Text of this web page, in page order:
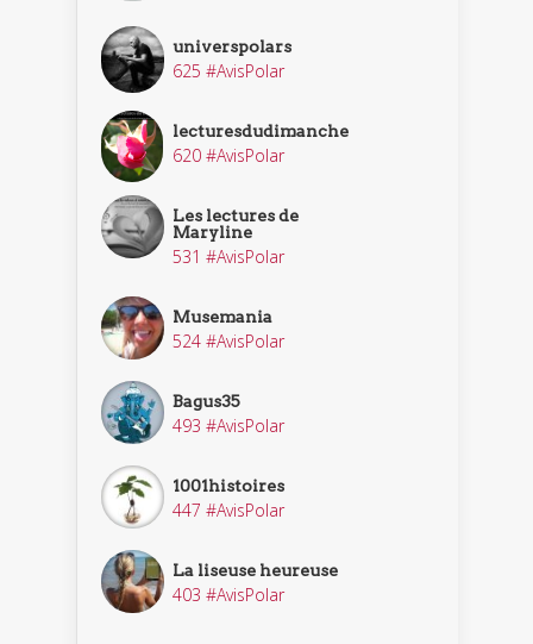
universpolars
625 #AvisPolar
lecturesdudimanche
620 #AvisPolar
Les lectures de
Maryline
531 #AvisPolar
Musemania
524 #AvisPolar
Bagus35
493 #AvisPolar
1001histoires
447 #AvisPolar
La liseuse heureuse
403 #AvisPolar